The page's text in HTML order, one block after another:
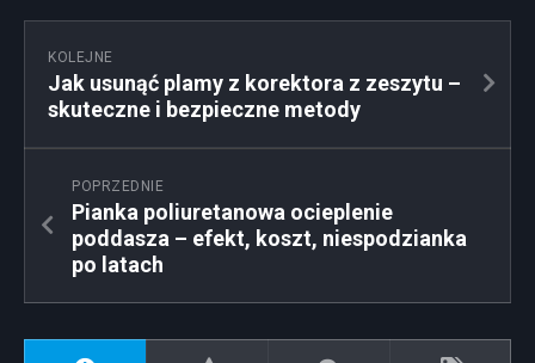
KOLEJNE
Jak usunąć plamy z korektora z zeszytu –
skuteczne i bezpieczne metody
POPRZEDNIE
Pianka poliuretanowa ocieplenie
poddasza – efekt, koszt, niespodzianka
po latach